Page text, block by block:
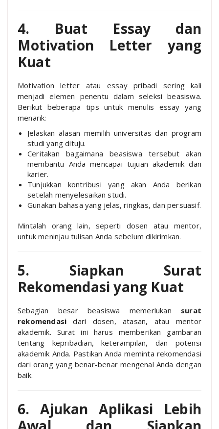
4. Buat Essay dan
Motivation Letter yang
Kuat
Motivation letter atau essay pribadi sering kali
menjadi elemen penentu dalam seleksi beasiswa.
Berikut beberapa tips untuk menulis essay yang
menarik:
Jelaskan alasan memilih universitas dan program
studi yang dituju.
Ceritakan bagaimana beasiswa tersebut akan
membantu Anda mencapai tujuan akademik dan
karier.
Tunjukkan kontribusi yang akan Anda berikan
setelah menyelesaikan studi.
Gunakan bahasa yang jelas, ringkas, dan persuasif.
Mintalah orang lain, seperti dosen atau mentor,
untuk meninjau tulisan Anda sebelum dikirimkan.
5. Siapkan Surat
Rekomendasi yang Kuat
Sebagian besar beasiswa memerlukan surat
rekomendasi dari dosen, atasan, atau mentor
akademik. Surat ini harus memberikan gambaran
tentang kepribadian, keterampilan, dan potensi
akademik Anda. Pastikan Anda meminta rekomendasi
dari orang yang benar-benar mengenal Anda dengan
baik.
6. Ajukan Aplikasi Lebih